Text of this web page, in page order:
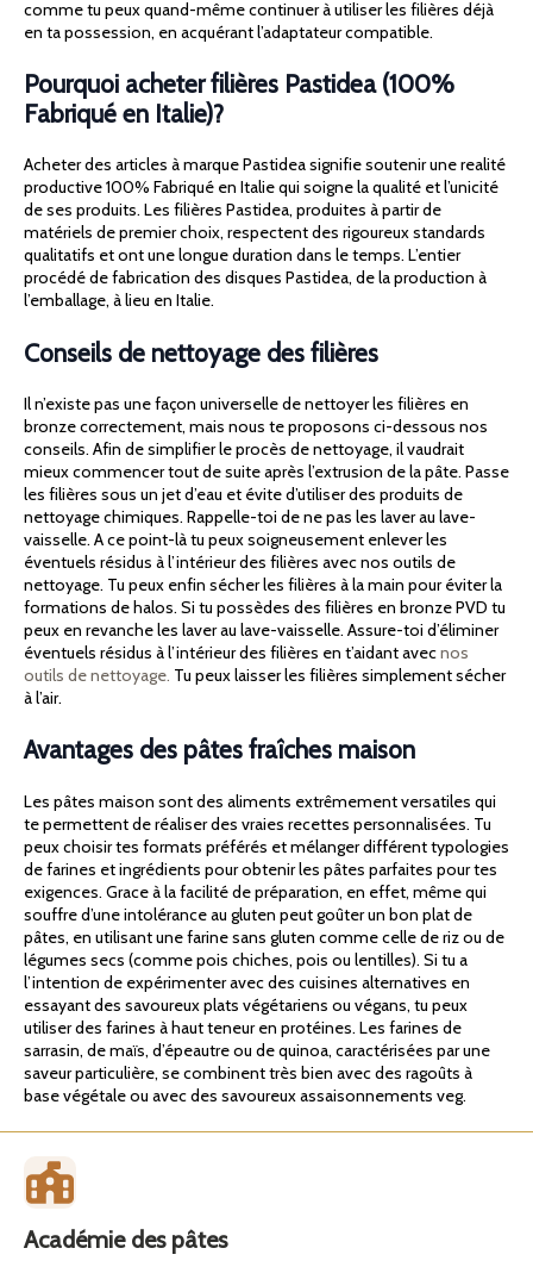
comme tu peux quand-même continuer à utiliser les filières déjà
en ta possession, en acquérant l’adaptateur compatible.
Pourquoi acheter filières Pastidea (100%
Fabriqué en Italie)?
Acheter des articles à marque Pastidea signifie soutenir une realité
productive 100% Fabriqué en Italie qui soigne la qualité et l’unicité
de ses produits. Les filières Pastidea, produites à partir de
matériels de premier choix, respectent des rigoureux standards
qualitatifs et ont une longue duration dans le temps. L’entier
procédé de fabrication des disques Pastidea, de la production à
l’emballage, à lieu en Italie.
Conseils de nettoyage des filières
Il n’existe pas une façon universelle de nettoyer les filières en
bronze correctement, mais nous te proposons ci-dessous nos
conseils. Afin de simplifier le procès de nettoyage, il vaudrait
mieux commencer tout de suite après l’extrusion de la pâte. Passe
les filières sous un jet d’eau et évite d’utiliser des produits de
nettoyage chimiques. Rappelle-toi de ne pas les laver au lave-
vaisselle. A ce point-là tu peux soigneusement enlever les
éventuels résidus à l’intérieur des filières avec nos outils de
nettoyage. Tu peux enfin sécher les filières à la main pour éviter la
formations de halos. Si tu possèdes des filières en bronze PVD tu
peux en revanche les laver au lave-vaisselle. Assure-toi d’éliminer
éventuels résidus à l’intérieur des filières en t’aidant avecnos
outils de nettoyage. Tu peux laisser les filières simplement sécher
à l’air.
Avantages des pâtes fraîches maison
Les pâtes maison sont des aliments extrêmement versatiles qui
te permettent de réaliser des vraies recettes personnalisées. Tu
peux choisir tes formats préférés et mélanger différent typologies
de farines et ingrédients pour obtenir les pâtes parfaites pour tes
exigences. Grace à la facilité de préparation, en effet, même qui
souffre d’une intolérance au gluten peut goûter un bon plat de
pâtes, en utilisant une farine sans gluten comme celle de riz ou de
légumes secs (comme pois chiches, pois ou lentilles). Si tu a
l’intention de expérimenter avec des cuisines alternatives en
essayant des savoureux plats végétariens ou végans, tu peux
utiliser des farines à haut teneur en protéines. Les farines de
sarrasin, de maïs, d’épeautre ou de quinoa, caractérisées par une
saveur particulière, se combinent très bien avec des ragoûts à
base végétale ou avec des savoureux assaisonnements veg.
Académie des pâtes